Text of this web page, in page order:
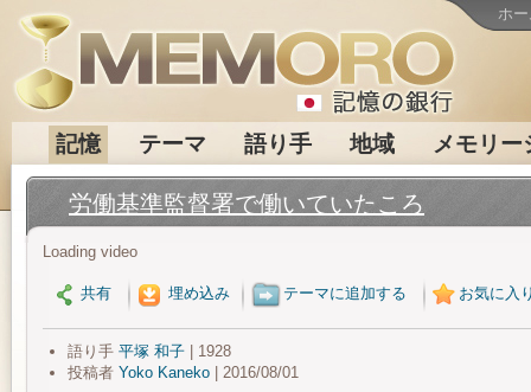
記憶 テーマ 語り手 地域 メモリー
ホ
労働基準監督署で働いていたころ
Loading video
共有 埋め込み テーマに追加する お気に入
語り手 平塚 和子| 1928
投稿者 Yoko Kaneko| 2016/08/01